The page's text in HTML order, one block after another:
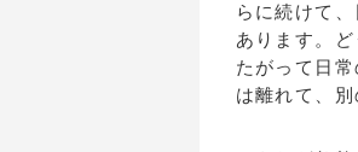
らに続けて
あります。
たがって日
は離れて、